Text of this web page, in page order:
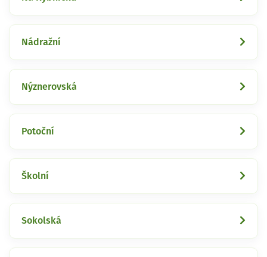
Nádražní
Nýznerovská
Potoční
Školní
Sokolská